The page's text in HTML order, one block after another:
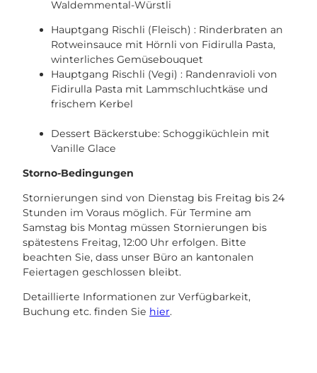
Waldemmental-Würstli
Hauptgang Rischli (Fleisch) : Rinderbraten an
Rotweinsauce mit Hörnli von Fidirulla Pasta,
winterliches Gemüsebouquet
Hauptgang Rischli (Vegi) : Randenravioli von
Fidirulla Pasta mit Lammschluchtkäse und
frischem Kerbel
Dessert Bäckerstube: Schoggiküchlein mit
Vanille Glace
Storno-Bedingungen
Stornierungen sind von Dienstag bis Freitag bis 24
Stunden im Voraus möglich. Für Termine am
Samstag bis Montag müssen Stornierungen bis
spätestens Freitag, 12:00 Uhr erfolgen. Bitte
beachten Sie, dass unser Büro an kantonalen
Feiertagen geschlossen bleibt.
Detaillierte Informationen zur Verfügbarkeit,
Buchung etc. finden Sie hier.